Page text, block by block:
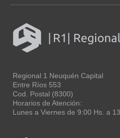
Regional 1 Neuquén Capital
Entre Ríos 553
Cod. Postal (8300)
Horarios de Atención:
Lunes a Viernes de 9:00 Hs. a